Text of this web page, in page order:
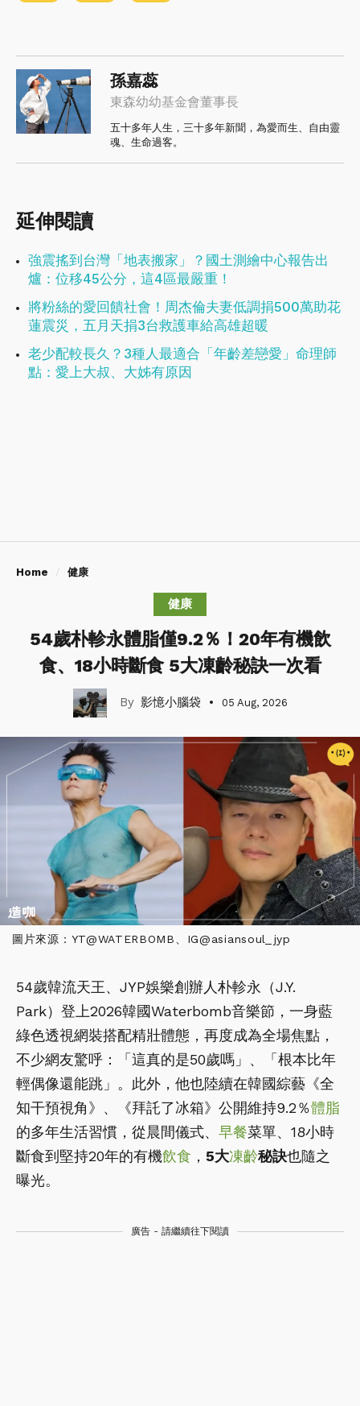
孫嘉蕊
東森幼幼基金會董事長
五十多年人生，三十多年新聞，為愛而生、自由靈
魂、生命過客。
延伸閱讀
強震搖到台灣「地表搬家」？國土測繪中心報告出
爐：位移45公分，這4區最嚴重！
將粉絲的愛回饋社會！周杰倫夫妻低調捐500萬助花
蓮震災，五月天捐3台救護車給高雄超暖
老少配較長久？3種人最適合「年齡差戀愛」命理師
點：愛上大叔、大姊有原因
Home 健康
健康
54歲朴軫永體脂僅9.2％！20年有機飲
食、18小時斷食 5大凍齡秘訣一次看
影憶小腦袋 05 Aug, 2026
圖片來源：YT@WATERBOMB、IG@asiansoul_jyp
54歲韓流天王、JYP娛樂創辦人朴軫永（J.Y.
Park）登上2026韓國Waterbomb音樂節，一身藍
綠色透視網裝搭配精壯體態，再度成為全場焦點，
不少網友驚呼：「這真的是50歲嗎」、「根本比年
輕偶像還能跳」。此外，他也陸續在韓國綜藝《全
知干預視角》、《拜託了冰箱》公開維持9.2％體脂
的多年生活習慣，從晨間儀式、 早餐菜單、18小時
斷食到堅持20年的有機飲食 ， 5大凍齡秘訣也隨之
曝光。
廣告 - 請繼續往下閱讀